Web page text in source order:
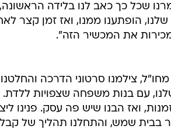
שכל כך כאב לנו בלידה
הופתענו ממנו, ואז זמן קצר
את המכשיר הזה".
צילמנו סרטוני הדרכה
עם בנות משפחה שצפויות ללדת.
ואז הבנו שיש פה עסק. פנינו
שמש, והתחלנו תהליך של